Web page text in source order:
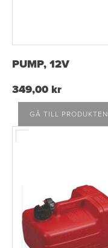
PUMP, 12V
349,00 kr
GÅ TILL PRODUKTEN